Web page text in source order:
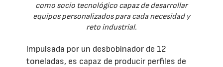
como socio tecnológico capaz de desarrollar
equipos personalizados para cada necesidad y
reto industrial.
Impulsada por un desbobinador de 12
toneladas, es capaz de producir perfiles de